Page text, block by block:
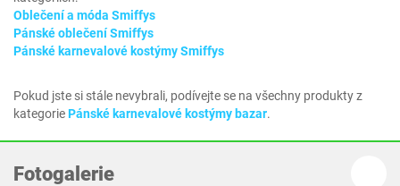
Oblečení a móda Smiffys
Pánské oblečení Smiffys
Pánské karnevalové kostýmy Smiffys
Pokud jste si stále nevybrali, podívejte se na všechny produkty z
kategoriePánské karnevalové kostýmy bazar.
Fotogalerie